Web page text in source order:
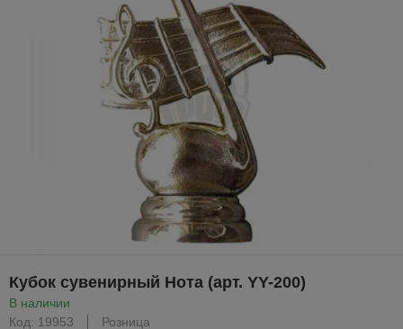
Кубок сувенирный Нота (арт. YY-200)
В наличии
Код: 19953
Розница